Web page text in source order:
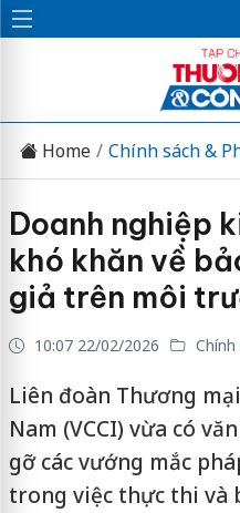
Home Chính sách &
Doanh nghiệp
khó khăn về
giả trên môi
10:07 22/02/2026
Liên đoàn Thương
Nam (VCCI) vừa có
gỡ các vướng mắc
trong việc thực thi và